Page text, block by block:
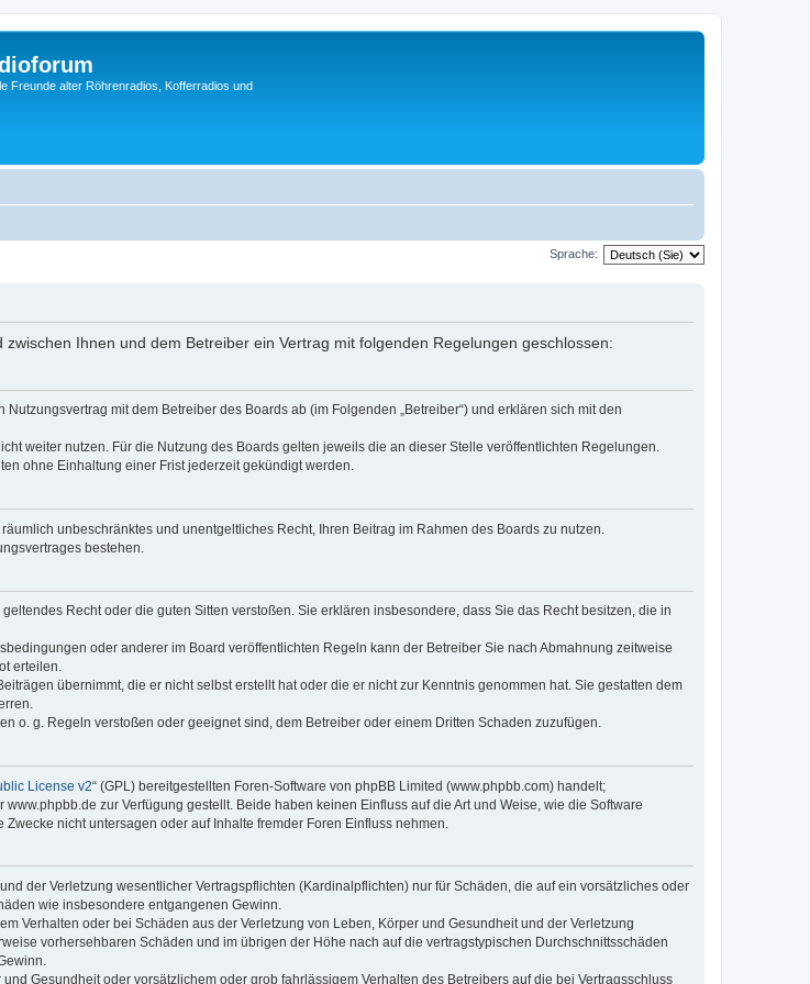
Freunde alter Röhrenradios, Kofferradios und
Sprache:
Ihnen und dem Betreiber ein Vertrag mit folgenden Regelungen geschlossen:
mit dem Betreiber des Boards ab (im Folgenden „Betreiber“) und erklären sich mit den
weiter nutzen. Für die Nutzung des Boards gelten jeweils die an dieser Stelle veröffentlichten Regelungen.
ohne Einhaltung einer Frist jederzeit gekündigt werden.
unbeschränktes und unentgeltliches Recht, Ihren Beitrag im Rahmen des Boards zu nutzen.
bestehen.
Recht oder die guten Sitten verstoßen. Sie erklären insbesondere, dass Sie das Recht besitzen, die in
oder anderer im Board veröffentlichten Regeln kann der Betreiber Sie nach Abmahnung zeitweise
erteilen.
übernimmt, die er nicht selbst erstellt hat oder die er nicht zur Kenntnis genommen hat. Sie gestatten dem
o. g. Regeln verstoßen oder geeignet sind, dem Betreiber oder einem Dritten Schaden zuzufügen.
License v2“ (GPL) bereitgestellten Foren-Software von phpBB Limited (www.phpbb.com) handelt;
zur Verfügung gestellt. Beide haben keinen Einfluss auf die Art und Weise, wie die Software
nicht untersagen oder auf Inhalte fremder Foren Einfluss nehmen.
der Verletzung wesentlicher Vertragspflichten (Kardinalpflichten) nur für Schäden, die auf ein vorsätzliches oder
wie insbesondere entgangenen Gewinn.
Verhalten oder bei Schäden aus der Verletzung von Leben, Körper und Gesundheit und der Verletzung
vorhersehbaren Schäden und im übrigen der Höhe nach auf die vertragstypischen Durchschnittsschäden
Gesundheit oder vorsätzlichem oder grob fahrlässigem Verhalten des Betreibers auf die bei Vertragsschluss